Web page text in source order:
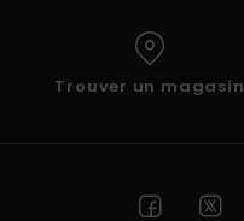
Trouver un magasin